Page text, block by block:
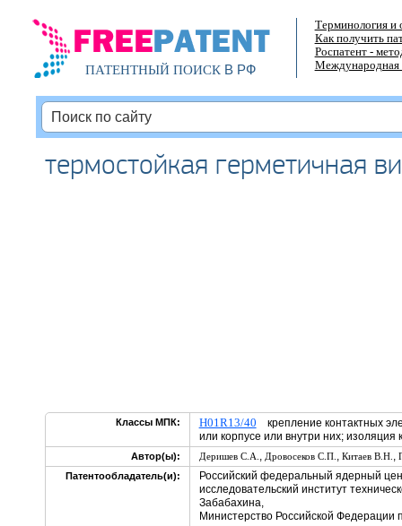
ПАТЕНТНЫЙ ПОИСКВ РФ
Терминология и
Как получить
Роспатент -
Международная
термостойкая герметичная
Классы МПК: H01R13/40 крепление контактных
или корпусе или внутри них;
Автор(ы): Деришев С.А. , Дровосеков С.П. , Китаев В.Н. ,
Патентообладатель(и):
Российский федеральный ядерный
исследовательский институт
Забабахина,
Министерство Российской Федерации